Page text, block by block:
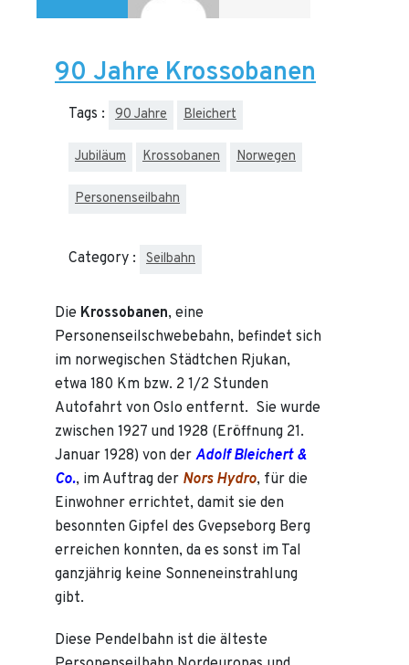
90 Jahre Krossobanen
Tags : 90 Jahre Bleichert
Jubiläum Krossobanen Norwegen
Personenseilbahn
Category : Seilbahn
Die Krossobanen, eine
Personenseilschwebebahn, befindet sich
im norwegischen Städtchen Rjukan,
etwa 180 Km bzw. 2 1/2 Stunden
Autofahrt von Oslo entfernt. Sie wurde
zwischen 1927 und 1928 (Eröffnung 21.
Januar 1928) von der Adolf Bleichert &
Co., im Auftrag der Nors Hydro, für die
Einwohner errichtet, damit sie den
besonnten Gipfel des Gvepseborg Berg
erreichen konnten, da es sonst im Tal
ganzjährig keine Sonneneinstrahlung
gibt.
Diese Pendelbahn ist die älteste